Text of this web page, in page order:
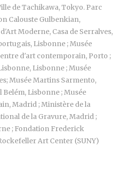
de Tachikawa, Tokyo. Parc
Calouste Gulbenkian,
Moderne, Casa de Serralves,
Lisbonne ; Musée
d'art contemporain, Porto ;
Lisbonne ; Musée
Musée Martins Sarmento,
Lisbonne ; Musée
Madrid ; Ministère de la
de la Gravure, Madrid ;
; Fondation Frederick
Art Center (SUNY)